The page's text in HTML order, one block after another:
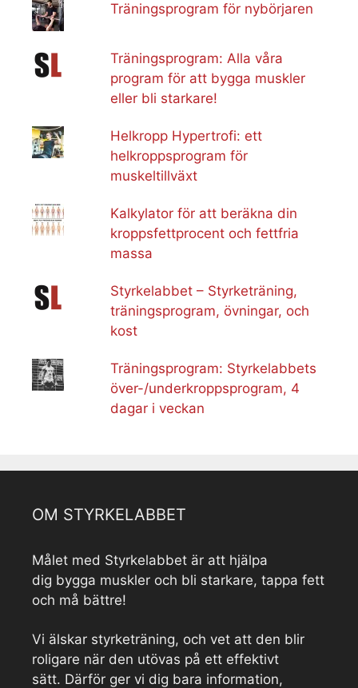
Träningsprogram för nybörjaren
Träningsprogram: Alla våra
program för att bygga muskler
eller bli starkare!
Helkropp Hypertrofi: ett
helkroppsprogram för
muskeltillväxt
Kalkylator för att beräkna din
kroppsfettprocent och fettfria
massa
Styrkelabbet – Styrketräning,
träningsprogram, övningar, och
kost
Träningsprogram: Styrkelabbets
över-/underkroppsprogram, 4
dagar i veckan
OM STYRKELABBET
Målet med Styrkelabbet är att hjälpa
dig bygga muskler och bli starkare, tappa fett
och må bättre!
Vi älskar styrketräning, och vet att den blir
roligare när den utövas på ett effektivt
sätt. Därför ger vi dig bara information,